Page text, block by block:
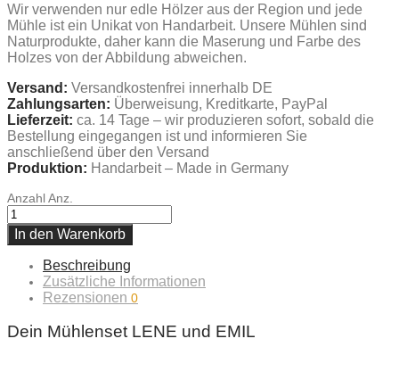
Wir verwenden nur edle Hölzer aus der Region und jede
Mühle ist ein Unikat von Handarbeit. Unsere Mühlen sind
Naturprodukte, daher kann die Maserung und Farbe des
Holzes von der Abbildung abweichen.
Versand: Versandkostenfrei innerhalb DE
Zahlungsarten: Überweisung, Kreditkarte, PayPal
Lieferzeit: ca. 14 Tage – wir produzieren sofort, sobald die
Bestellung eingegangen ist und informieren Sie
anschließend über den Versand
Produktion: Handarbeit – Made in Germany
AnzahlAnz.
In den Warenkorb
Beschreibung
Zusätzliche Informationen
Rezensionen 0
Dein Mühlenset LENE und EMIL